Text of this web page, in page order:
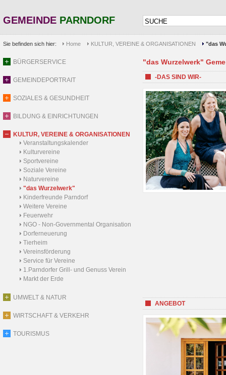
GEMEINDE PARNDORF
Sie befinden sich hier: Home KULTUR, VEREINE & ORGANISATIONEN "das
BÜRGERSERVICE
GEMEINDEPORTRAIT
SOZIALES & GESUNDHEIT
BILDUNG & EINRICHTUNGEN
KULTUR, VEREINE & ORGANISATIONEN
Veranstaltungskalender
Kulturvereine
Sportvereine
Soziale Vereine
Naturvereine
"das Wurzelwerk"
Kinderfreunde Parndorf
Weitere Vereine
Feuerwehr
NGO - Non-Governmental Organisation
Dorferneuerung
Tierheim
Vereinsförderung
Service für Vereine
1.Parndorfer Grill- und Genuss Verein
Markt der Erde
UMWELT & NATUR
WIRTSCHAFT & VERKEHR
TOURISMUS
"das Wurzelwerk"
-DAS SIND WIR-
ANGEBOT